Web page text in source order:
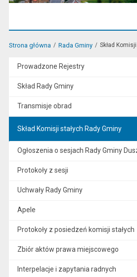
Strona główna Rada Gminy Skład
Prowadzone Rejestry
Skład Rady Gminy
Transmisje obrad
Skład Komisji stałych Rady Gminy
Ogłoszenia o sesjach Rady Gminy
Protokoły z sesji
Uchwały Rady Gminy
Apele
Protokoły z posiedzeń komisji stałych
Zbiór aktów prawa miejscowego
Interpelacje i zapytania radnych